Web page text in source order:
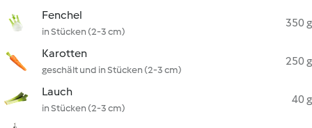
Fenchel
in Stücken (2-3 cm)
350 g
Karotten
geschält und in Stücken (2-3 cm)
250 g
Lauch
in Stücken (2-3 cm)
40 g